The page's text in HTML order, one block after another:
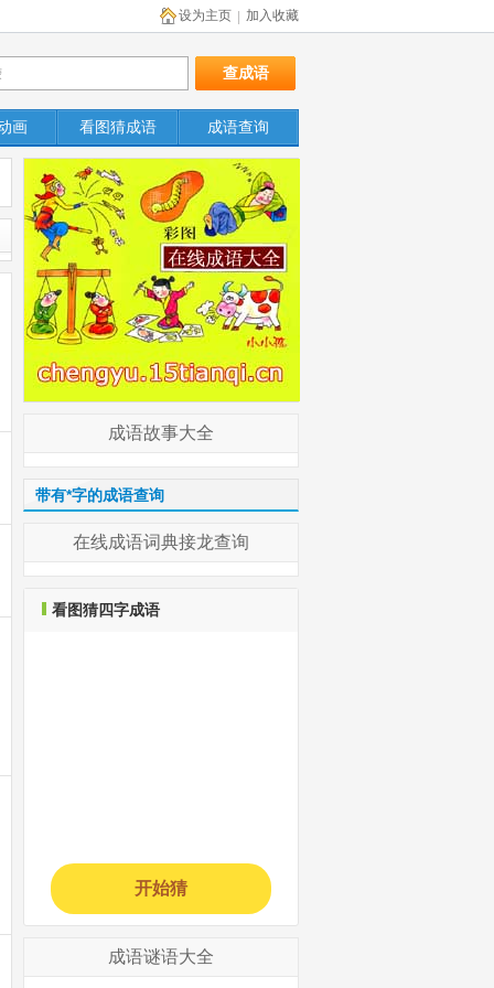
加入收藏
设为主页
画 看图猜成语 成语查询
成语故事大全
带有*字的成语查询
在线成语词典接龙查询
看图猜四字成语
开始猜
成语谜语大全